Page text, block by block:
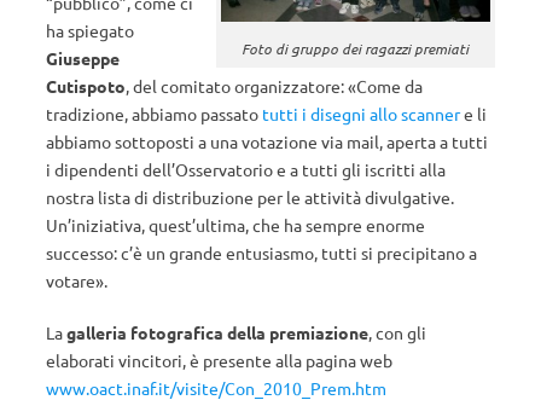
Foto di gruppo dei ragazzi premiati
ha spiegato
Giuseppe
Cutispoto, del comitato organizzatore: «Come da
tradizione, abbiamo passato tutti i disegni allo scannere li
abbiamo sottoposti a una votazione via mail, aperta a tutti
i dipendenti dell’Osservatorio e a tutti gli iscritti alla
nostra lista di distribuzione per le attività divulgative.
Un’iniziativa, quest’ultima, che ha sempre enorme
successo: c’è un grande entusiasmo, tutti si precipitano a
votare».
Lagalleria fotografica della premiazione, con gli
elaborati vincitori, è presente alla pagina web
www.oact.inaf.it/visite/Con_2010_Prem.htm